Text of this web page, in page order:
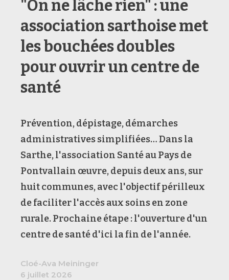
"On ne lâche rien" : une
association sarthoise met
les bouchées doubles
pour ouvrir un centre de
santé
Prévention, dépistage, démarches
administratives simplifiées… Dans la
Sarthe, l'association Santé au Pays de
Pontvallain œuvre, depuis deux ans, sur
huit communes, avec l'objectif périlleux
de faciliter l'accès aux soins en zone
rurale. Prochaine étape : l'ouverture d'un
centre de santé d'ici la fin de l'année.
Cloé-Ava Meininger
6 juillet 2026